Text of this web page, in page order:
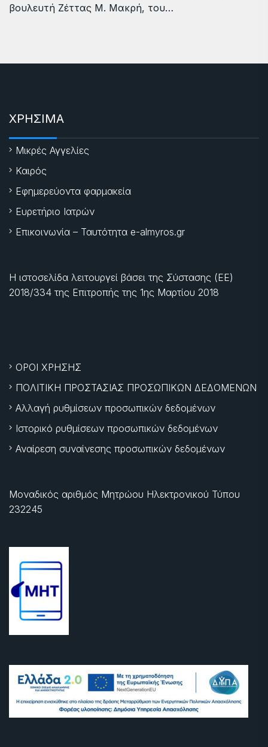
βουλευτή Ζέττας Μ. Μακρή, του…
ΧΡΗΣΙΜΑ
Μικρές Αγγελίες
Καιρός
Εφημερεύοντα φαρμακεία
Ευρετήριο Ιατρών
Επικοινωνία – Ταυτότητα e-almyros.gr
Η ιστοσελίδα λειτουργεί βάσει της Σύστασης (ΕΕ)
2018/334 της Επιτροπής της 1ης Μαρτίου 2018
ΟΡΟΙ ΧΡΗΣΗΣ
ΠΟΛΙΤΙΚΗ ΠΡΟΣΤΑΣΙΑΣ ΠΡΟΣΩΠΙΚΩΝ ΔΕΔΟΜΕΝΩΝ
Αλλαγή ρυθμίσεων προσωπικών δεδομένων
Ιστορικό ρυθμίσεων προσωπικών δεδομένων
Αναίρεση συναίνεσης προσωπικών δεδομένων
Μοναδικός αριθμός Μητρώου Ηλεκτρονικού Τύπου
232245